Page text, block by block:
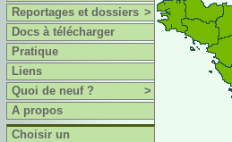
Reportages et dossiers >
Docs à télécharger
Pratique
Liens
Quoi de neuf ?
>
A propos
Choisir un